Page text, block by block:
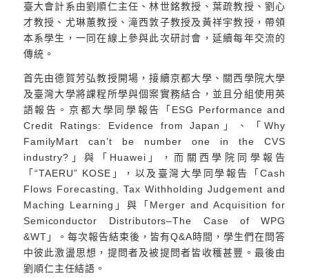
臺大會計系由劉順仁主任、林世銘教授、葉疏教授、劉心
才教授、尤琳蕙教授、滝西敦子教授及黃祥宇教授，帶領
本系學生，一同在線上參與此次研討會，延續每年交流的
傳統。
首先由德賀芳弘教授開場，接續京都大學、關西學院大學
及臺灣大學將課程所學與個案實務結合，並且分組使用英
語報告。京都大學同學報告「ESG Performance and
Credit Ratings: Evidence from Japan」、「Why
FamilyMart can’t be number one in the CVS
industry?」與「Huawei」，而關西學院同學報告
「“TAERU” KOSE」，以及臺灣大學同學報告「Cash
Flows Forecasting, Tax Withholding Judgement and
Maching Learning」與「Merger and Acquisition for
Semiconductor Distributors–The Case of WPG
&WT」。每次報告結束後，皆有Q&A時間，學生們在問答
中彼此激盪思想，提問者及被提問者皆收穫甚豐。最後由
劉順仁主任結語。